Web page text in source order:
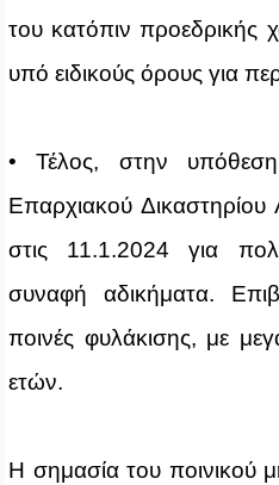
του κατόπιν προεδρικής
υπό ειδικούς όρους για
• Τέλος, στην
Επαρχιακού Δικαστηρίου
στις 11.1.2024 για
συναφή αδικήματα.
ποινές φυλάκισης, με
ετών.
Η σημασία του ποινικού